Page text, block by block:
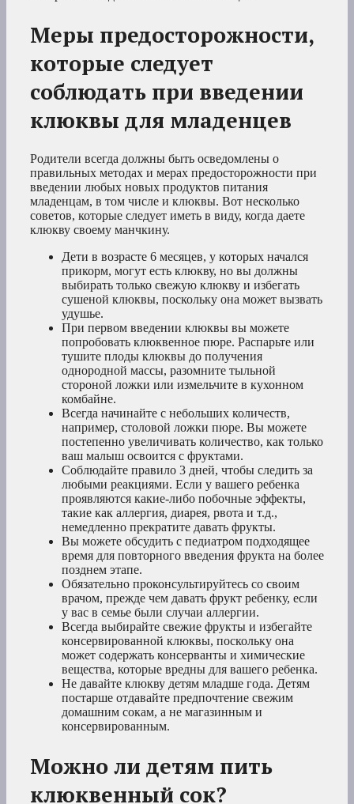
Меры предосторожности,
которые следует
соблюдать при введении
клюквы для младенцев
Родители всегда должны быть осведомлены о
правильных методах и мерах предосторожности при
введении любых новых продуктов питания
младенцам, в том числе и клюквы. Вот несколько
советов, которые следует иметь в виду, когда даете
клюкву своему манчкину.
Дети в возрасте 6 месяцев, у которых начался
прикорм, могут есть клюкву, но вы должны
выбирать только свежую клюкву и избегать
сушеной клюквы, поскольку она может вызвать
удушье.
При первом введении клюквы вы можете
попробовать клюквенное пюре. Распарьте или
тушите плоды клюквы до получения
однородной массы, разомните тыльной
стороной ложки или измельчите в кухонном
комбайне.
Всегда начинайте с небольших количеств,
например, столовой ложки пюре. Вы можете
постепенно увеличивать количество, как только
ваш малыш освоится с фруктами.
Соблюдайте правило 3 дней, чтобы следить за
любыми реакциями. Если у вашего ребенка
проявляются какие-либо побочные эффекты,
такие как аллергия, диарея, рвота и т.д.,
немедленно прекратите давать фрукты.
Вы можете обсудить с педиатром подходящее
время для повторного введения фрукта на более
позднем этапе.
Обязательно проконсультируйтесь со своим
врачом, прежде чем давать фрукт ребенку, если
у вас в семье были случаи аллергии.
Всегда выбирайте свежие фрукты и избегайте
консервированной клюквы, поскольку она
может содержать консерванты и химические
вещества, которые вредны для вашего ребенка.
Не давайте клюкву детям младше года. Детям
постарше отдавайте предпочтение свежим
домашним сокам, а не магазинным и
консервированным.
Можно ли детям пить
клюквенный сок?